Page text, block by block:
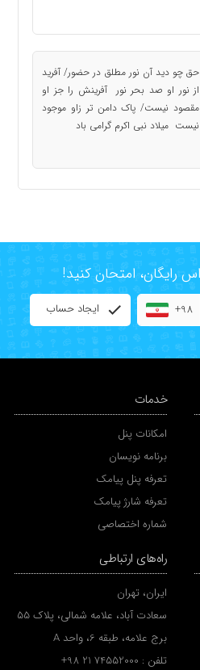
حق چو دید آن نور مطلق در حضور/ آفرید
از نور او صد بحر نور آفرینش را جز او
مقصود نیست/ پاک دامن تر زاو موجود
نیست میلاد نبی اكرم گرامی باد
+98 ایجاد حساب
خدمات
امکانات پنل
برنامه نویسان
تعرفه پنل پیامک
تعرفه شارژ پیامک
شماره اختصاصی
راه‌های ارتباطی
ایران، تهران
سعادت آباد، علامه شمالی، پلاک 55
برج علامه، طبقه 6، واحد A
تلفن : +98 21 74552000